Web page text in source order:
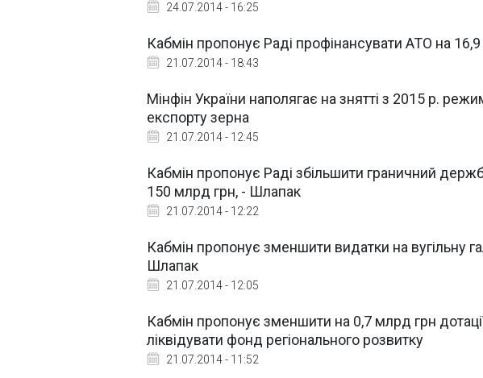
24.07.2014 - 16:25
Кабмін пропонує Раді профінансувати АТО на
21.07.2014 - 18:43
Мінфін України наполягає на знятті з 2015 р.
експорту зерна
21.07.2014 - 12:45
Кабмін пропонує Раді збільшити граничний
150 млрд грн, - Шлапак
21.07.2014 - 12:22
Кабмін пропонує зменшити видатки на вугільну
Шлапак
21.07.2014 - 12:05
Кабмін пропонує зменшити на 0,7 млрд грн
ліквідувати фонд регіонального розвитку
21.07.2014 - 11:52